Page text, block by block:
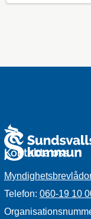
Kontakta oss
Telefon: 060-19 10